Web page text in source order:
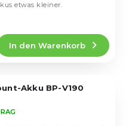
In den Warenkorb
etwas kleiner.
Akku BP-V190